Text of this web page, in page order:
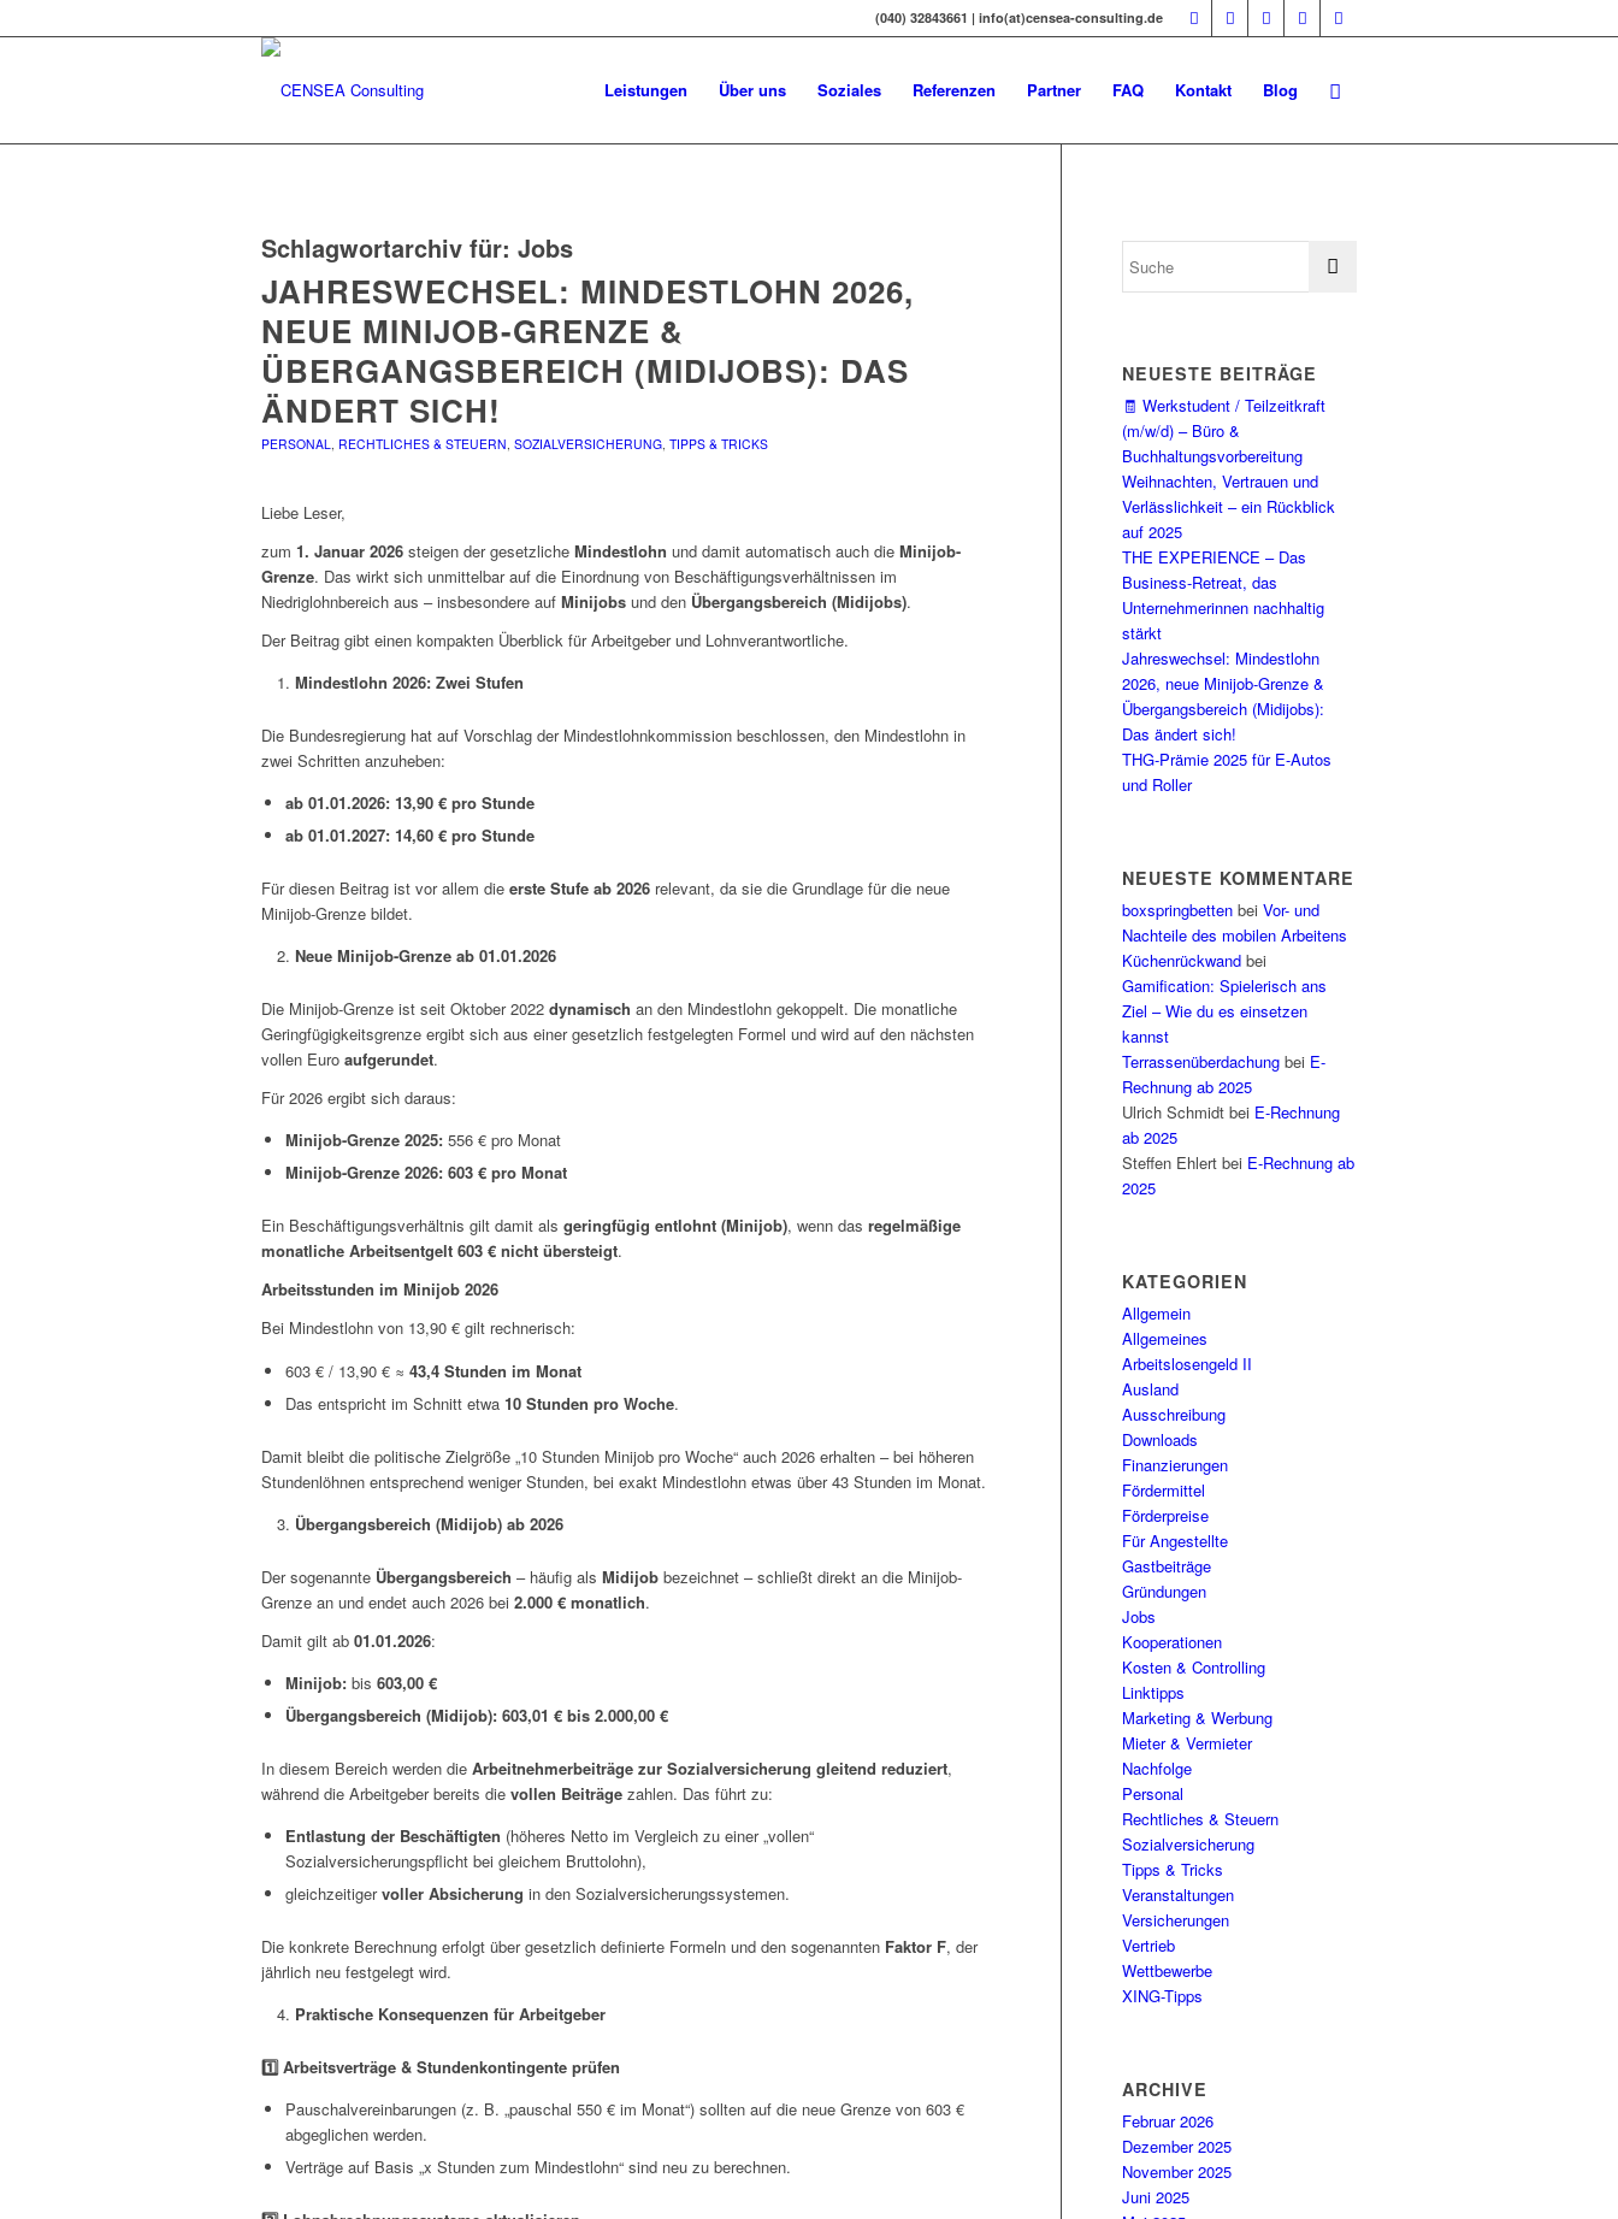
(040) 32843661 | info(at)censea-consulting.de
Leistungen Über uns Soziales Referenzen Partner FAQ Kontakt Blog
Schlagwortarchiv für: Jobs
JAHRESWECHSEL: MINDESTLOHN 2026,
NEUE MINIJOB-GRENZE &
ÜBERGANGSBEREICH (MIDIJOBS): DAS
ÄNDERT SICH!
PERSONAL, RECHTLICHES & STEUERN, SOZIALVERSICHERUNG, TIPPS & TRICKS
Liebe Leser,
zum 1. Januar 2026 steigen der gesetzliche Mindestlohn und damit automatisch auch die Minijob-
Grenze. Das wirkt sich unmittelbar auf die Einordnung von Beschäftigungsverhältnissen im
Niedriglohnbereich aus – insbesondere auf Minijobs und den Übergangsbereich (Midijobs).
Der Beitrag gibt einen kompakten Überblick für Arbeitgeber und Lohnverantwortliche.
Mindestlohn 2026: Zwei Stufen
Die Bundesregierung hat auf Vorschlag der Mindestlohnkommission beschlossen, den Mindestlohn in
zwei Schritten anzuheben:
ab 01.01.2026: 13,90 € pro Stunde
ab 01.01.2027: 14,60 € pro Stunde
Für diesen Beitrag ist vor allem die erste Stufe ab 2026 relevant, da sie die Grundlage für die neue
Minijob-Grenze bildet.
Neue Minijob-Grenze ab 01.01.2026
Die Minijob-Grenze ist seit Oktober 2022 dynamisch an den Mindestlohn gekoppelt. Die monatliche
Geringfügigkeitsgrenze ergibt sich aus einer gesetzlich festgelegten Formel und wird auf den nächsten
vollen Euro aufgerundet.
Für 2026 ergibt sich daraus:
Minijob-Grenze 2025: 556 € pro Monat
Minijob-Grenze 2026: 603 € pro Monat
Ein Beschäftigungsverhältnis gilt damit als geringfügig entlohnt (Minijob), wenn das regelmäßige
monatliche Arbeitsentgelt 603 € nicht übersteigt.
Arbeitsstunden im Minijob 2026
Bei Mindestlohn von 13,90 € gilt rechnerisch:
603 € / 13,90 € ≈ 43,4 Stunden im Monat
Das entspricht im Schnitt etwa 10 Stunden pro Woche.
Damit bleibt die politische Zielgröße „10 Stunden Minijob pro Woche“ auch 2026 erhalten – bei höheren
Stundenlöhnen entsprechend weniger Stunden, bei exakt Mindestlohn etwas über 43 Stunden im Monat.
Übergangsbereich (Midijob) ab 2026
Der sogenannte Übergangsbereich – häufig als Midijob bezeichnet – schließt direkt an die Minijob-
Grenze an und endet auch 2026 bei 2.000 € monatlich.
Damit gilt ab 01.01.2026:
Minijob: bis 603,00 €
Übergangsbereich (Midijob): 603,01 € bis 2.000,00 €
In diesem Bereich werden die Arbeitnehmerbeiträge zur Sozialversicherung gleitend reduziert,
während die Arbeitgeber bereits die vollen Beiträge zahlen. Das führt zu:
Entlastung der Beschäftigten (höheres Netto im Vergleich zu einer „vollen“
Sozialversicherungspflicht bei gleichem Bruttolohn),
gleichzeitigervoller Absicherung in den Sozialversicherungssystemen.
Die konkrete Berechnung erfolgt über gesetzlich definierte Formeln und den sogenannten Faktor F, der
jährlich neu festgelegt wird.
Praktische Konsequenzen für Arbeitgeber
1️⃣ Arbeitsverträge & Stundenkontingente prüfen
Pauschalvereinbarungen (z. B. „pauschal 550 € im Monat“) sollten auf die neue Grenze von 603 €
abgeglichen werden.
Verträge auf Basis „x Stunden zum Mindestlohn“ sind neu zu berechnen.
NEUESTE BEITRÄGE
🧾 Werkstudent / Teilzeitkraft
(m/w/d) – Büro &
Buchhaltungsvorbereitung
Weihnachten, Vertrauen und
Verlässlichkeit – ein Rückblick
auf 2025
THE EXPERIENCE – Das
Business-Retreat, das
Unternehmerinnen nachhaltig
stärkt
Jahreswechsel: Mindestlohn
2026, neue Minijob-Grenze &
Übergangsbereich (Midijobs):
Das ändert sich!
THG-Prämie 2025 für E-Autos
und Roller
NEUESTE KOMMENTARE
boxspringbetten beiVor- und
Nachteile des mobilen Arbeitens
Küchenrückwand bei
Gamification: Spielerisch ans
Ziel – Wie du es einsetzen
kannst
Terrassenüberdachung bei E-
Rechnung ab 2025
Ulrich Schmidt bei E-Rechnung
ab 2025
Steffen Ehlert bei E-Rechnung ab
2025
KATEGORIEN
Allgemein
Allgemeines
Arbeitslosengeld II
Ausland
Ausschreibung
Downloads
Finanzierungen
Fördermittel
Förderpreise
Für Angestellte
Gastbeiträge
Gründungen
Jobs
Kooperationen
Kosten & Controlling
Linktipps
Marketing & Werbung
Mieter & Vermieter
Nachfolge
Personal
Rechtliches & Steuern
Sozialversicherung
Tipps & Tricks
Veranstaltungen
Versicherungen
Vertrieb
Wettbewerbe
XING-Tipps
ARCHIVE
Februar 2026
Dezember 2025
November 2025
Juni 2025